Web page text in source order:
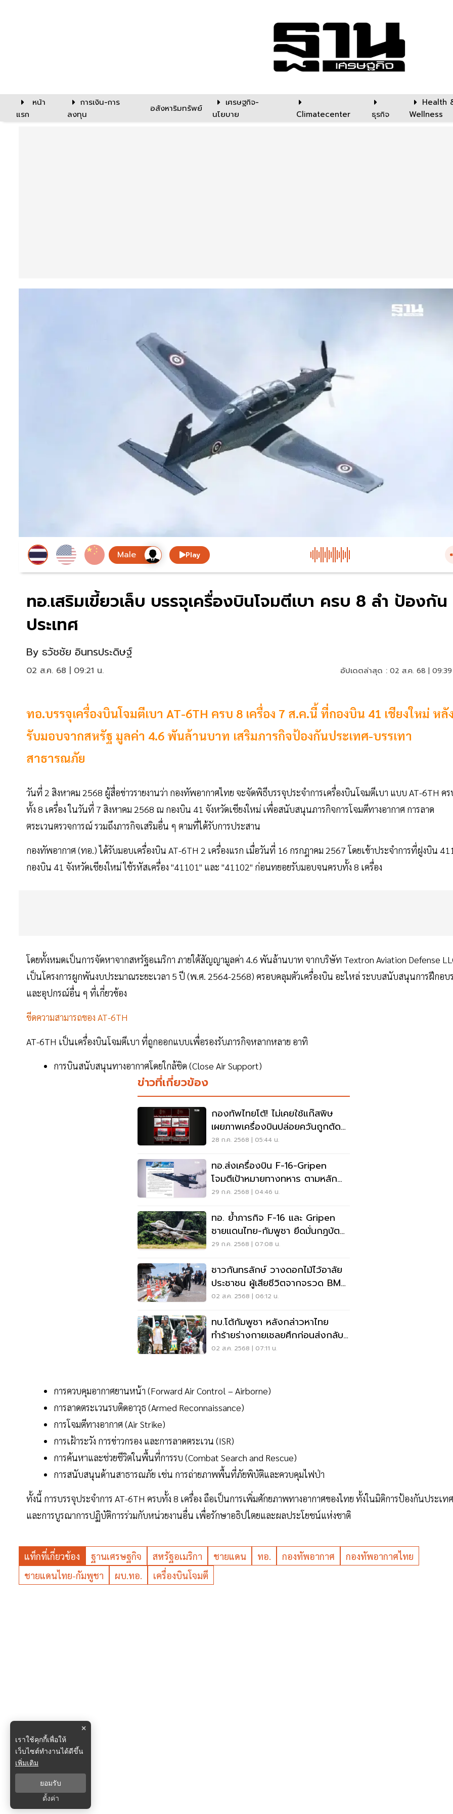
หน้า
แรก
การเงิน-การ
ลงทุน
อสังหาริมทรัพย์
เศรษฐกิจ-
นโยบาย
Climatecenter ธุรกิจ
Health
Wellness
Play
ทอ.เสริมเขี้ยวเล็บ บรรจุเครื่องบินโจมตีเบา ครบ 8 ลำ ป้องกัน
ประเทศ
By ธวัชชัย อินทรประดิษฐ์
02 ส.ค. 68 | 09:21 น. อัปเดตล่าสุด : 02 ส.ค. 68 |
ทอ.บรรจุเครื่องบินโจมตีเบา AT-6TH ครบ 8 เครื่อง 7 ส.ค.นี้ ที่กองบิน 41 เชียงใหม่ หลั
รับมอบจากสหรัฐ มูลค่า 4.6 พันล้านบาท เสริมภารกิจป้องกันประเทศ-บรรเทา
สาธารณภัย
วันที่ 2 สิงหาคม 2568 ผู้สื่อข่าวรายงานว่า กองทัพอากาศไทย จะจัดพิธีบรรจุประจำการเครื่องบินโจมตีเบา แบบ AT-6TH ค
ทั้ง 8 เครื่อง ในวันที่ 7 สิงหาคม 2568 ณ กองบิน 41 จังหวัดเชียงใหม่ เพื่อสนับสนุนภารกิจการโจมตีทางอากาศ การลาด
ตระเวนตรวจการณ์ รวมถึงภารกิจเสริมอื่น ๆ ตามที่ได้รับการประสาน
กองทัพอากาศ (ทอ.) ได้รับมอบเครื่องบิน AT-6TH 2 เครื่องแรก เมื่อวันที่ 16 กรกฎาคม 2567 โดยเข้าประจำการที่ฝูงบิน
กองบิน 41 จังหวัดเชียงใหม่ ใช้รหัสเครื่อง "41101" และ "41102" ก่อนทยอยรับมอบจนครบทั้ง 8 เครื่อง
โดยทั้งหมดเป็นการจัดหาจากสหรัฐอเมริกา ภายใต้สัญญามูลค่า 4.6 พันล้านบาท จากบริษัท Textron Aviation Defense
เป็นโครงการผูกพันงบประมาณระยะเวลา 5 ปี (พ.ศ. 2564-2568) ครอบคลุมตัวเครื่องบิน อะไหล่ ระบบสนับสนุนการฝึกอบ
และอุปกรณ์อื่น ๆ ที่เกี่ยวข้อง
ขีดความสามารถของ AT-6TH
AT-6TH เป็นเครื่องบินโจมตีเบา ที่ถูกออกแบบเพื่อรองรับภารกิจหลากหลาย อาทิ
การบินสนับสนุนทางอากาศโดยใกล้ชิด (Close Air Support)
ข่าวที่เกี่ยวข้อง
กองทัพไทยโต้! ไม่เคยใช้แก๊สพิษ
เผยภาพเครื่องบินปล่อยควันถูกตัด
ต่อใส่ร้าย
28 ก.ค. 2568 | 05:44 น.
ทอ.ส่งเครื่องบิน F-16-Gripen
โจมตีเป้าหมายทางทหาร ตามหลัก
สากล
29 ก.ค. 2568 | 04:46 น.
ทอ. ย้ำภารกิจ F-16 และ Gripen
ชายแดนไทย-กัมพูชา ยึดมั่นกฎบัตร
สหประชาชาติ
29 ก.ค. 2568 | 07:08 น.
ชาวกันทรลักษ์ วางดอกไม้ไว้อาลัย
ประชาชน ผู้เสียชีวิตจากจรวด BM-
21 กัมพูชา
02 ส.ค. 2568 | 06:12 น.
ทบ.โต้กัมพูชา หลังกล่าวหาไทย
ทำร้ายร่างกายเชลยศึกก่อนส่งกลับ
ประเทศ
02 ส.ค. 2568 | 07:11 น.
การควบคุมอากาศยานหน้า (Forward Air Control – Airborne)
การลาดตระเวนรบติดอาวุธ (Armed Reconnaissance)
การโจมตีทางอากาศ (Air Strike)
การเฝ้าระวัง การข่าวกรอง และการลาดตระเวน (ISR)
การค้นหาและช่วยชีวิตในพื้นที่การรบ (Combat Search and Rescue)
การสนับสนุนด้านสาธารณภัย เช่น การถ่ายภาพพื้นที่ภัยพิบัติและควบคุมไฟป่า
ทั้งนี้ การบรรจุประจำการ AT-6TH ครบทั้ง 8 เครื่อง ถือเป็นการเพิ่มศักยภาพทางอากาศของไทย ทั้งในมิติการป้องกันประเทศ
และการบูรณาการปฏิบัติการร่วมกับหน่วยงานอื่น เพื่อรักษาอธิปไตยและผลประโยชน์แห่งชาติ
แท็กที่เกี่ยวข้อง ฐานเศรษฐกิจ สหรัฐอเมริกา ชายแดน ทอ. กองทัพอากาศ
กองทัพอากาศไทย
ชายแดนไทย-กัมพูชา
ผบ.ทอ. เครื่องบินโจมตี
×
เราใช้คุกกี้เพื่อให้
เว็บไซต์ทำงานได้ดีขึ้น
เพิ่มเติม
ยอมรับ
ตั้งค่า